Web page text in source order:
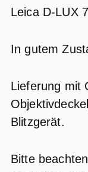
Leica D-LUX
In gutem
Lieferung mit
Blitzgerät.
Bitte